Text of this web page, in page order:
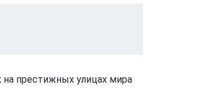
престижных улицах мира